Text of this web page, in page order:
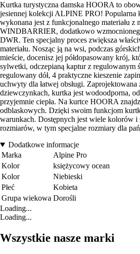
Kurtka turystyczna damska HOORA to
jesiennej kolekcji ALPINE PRO! Popularna
wykonana jest z funkcjonalnego materiału
WINDBARRIER, dodatkowo
DWR. Ten specjalny proces zwiększa
materiału. Nosząc ją na wsi, podczas
mieście, docenisz jej półdopasowany krój,
sylwetki, odczepianą kaptur z regulowanym
regulowany dół, 4 praktyczne kieszenie
uchwyty dla łatwej obsługi.
dziewczynkach, kurtka jest wodoodporna,
przyjemnie ciepła. Na kurtce HOORA
odblaskowych. Dzięki swoim funkcjom
warunkach. Dostępnych jest wiele kolorów
rozmiarów, w tym specjalne rozmiary dla
Dodatkowe informacje
Marka
Alpine Pro
Kolor
księżycowy ocean
Kolor
Niebieski
Płeć
Kobieta
Grupa wiekowa Dorośli
Loading...
Loading...
Wszystkie nasze marki